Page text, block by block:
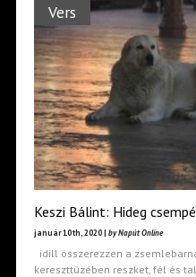
Vers
Keszi Bálint: Hideg
január 10th, 2020 | by Napút Online
idill összerezzen a
kereszttüzében reszket, fél és